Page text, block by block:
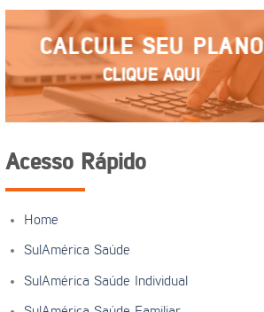
CALCULE SEU PLANO
CLIQUE AQUI
Acesso Rápido
Home
SulAmérica Saúde
SulAmérica Saúde Individual